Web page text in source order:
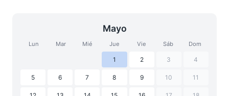
Mayo
Lun Mar Mié Jue Vie Sáb Dom
1 2 3 4
5 6 7 8 9 10 11